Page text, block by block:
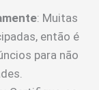
: Muitas
então é
para não